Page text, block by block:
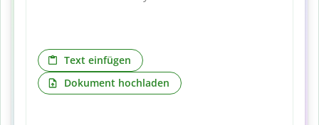
Text einfügen
Dokument hochladen